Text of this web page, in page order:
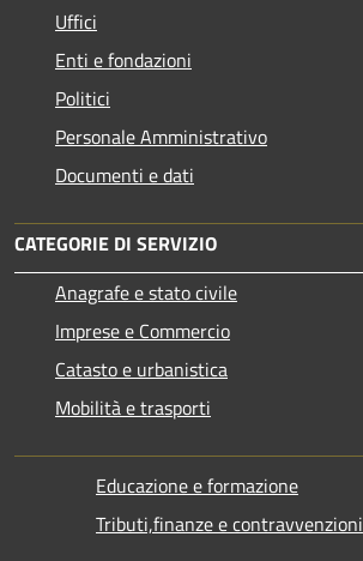
Uffici
Enti e fondazioni
Politici
Personale Amministrativo
Documenti e dati
CATEGORIE DI SERVIZIO
Anagrafe e stato civile
Imprese e Commercio
Catasto e urbanistica
Mobilità e trasporti
Educazione e formazione
Tributi,finanze e contravvenzioni